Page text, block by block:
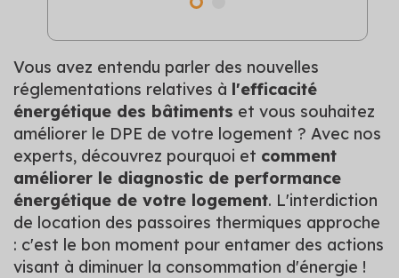
Vous avez entendu parler des nouvelles
réglementations relatives à l'efficacité
énergétique des bâtiments et vous souhaitez
améliorer le DPE de votre logement ? Avec nos
experts, découvrez pourquoi et comment
améliorer le diagnostic de performance
énergétique de votre logement. L'interdiction
de location des passoires thermiques approche
: c'est le bon moment pour entamer des actions
visant à diminuer la consommation d'énergie !